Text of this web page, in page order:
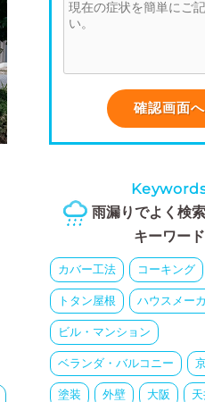
雨漏りでよく検
キーワード
カバー工法 コーキング
トタン屋根 ハウスメー
ビル・マンション
ベランダ・バルコニー
塗装 外壁 大阪